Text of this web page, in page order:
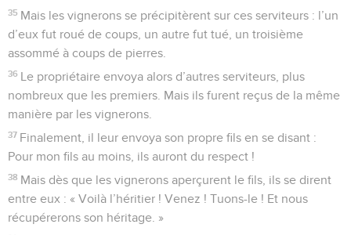
35 Mais les vignerons se précipitèrent sur ces serviteurs : l’un
d’eux fut roué de coups, un autre fut tué, un troisième
assommé à coups de pierres.
36 Le propriétaire envoya alors d’autres serviteurs, plus
nombreux que les premiers. Mais ils furent reçus de la même
manière par les vignerons.
37 Finalement, il leur envoya son propre fils en se disant :
Pour mon fils au moins, ils auront du respect !
38 Mais dès que les vignerons aperçurent le fils, ils se dirent
entre eux : « Voilà l’héritier ! Venez ! Tuons-le ! Et nous
récupérerons son héritage. »